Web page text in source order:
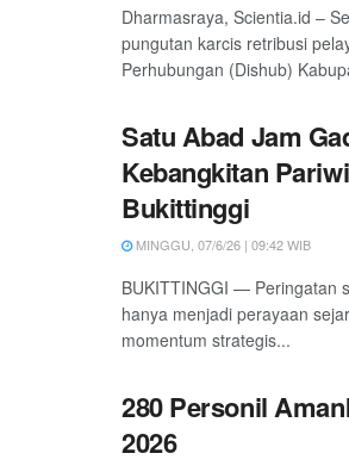
Dharmasraya, Scientia.id –
pungutan karcis retribusi
Perhubungan (Dishub)
Satu Abad Jam
Kebangkitan
Bukittinggi
MINGGU, 07/6/26 | 09:42 WIB
BUKITTINGGI — Peringatan
hanya menjadi perayaan
momentum strategis...
280 Personil
2026